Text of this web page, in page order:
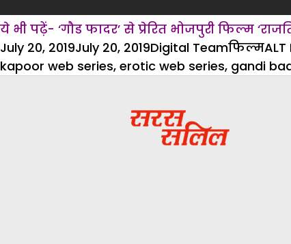
ये भी पढ़ें- ‘गौड फादर’ से प्रेरित भोजपुरी फिल्म
Posted
on
July 20, 2019July 20, 2019Author
Digital Teamफिल्मALT
kapoor web series, erotic web series, gandi